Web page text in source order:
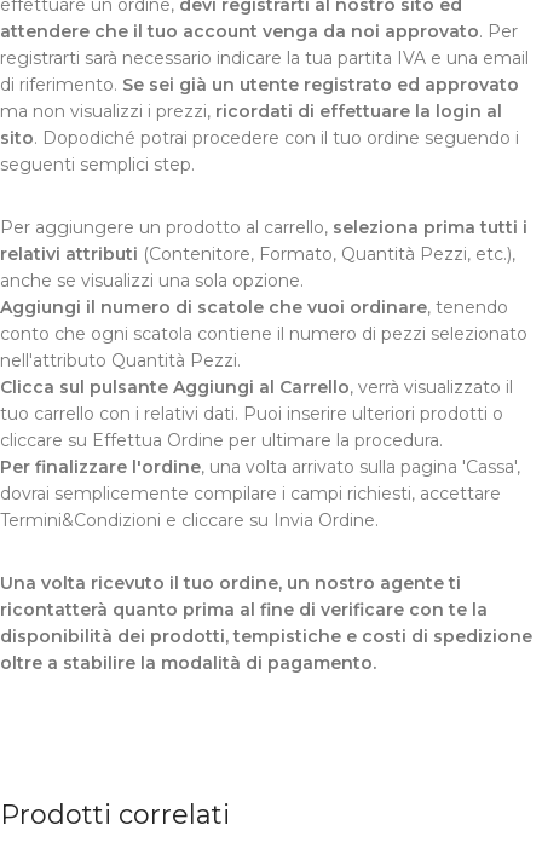
effettuare un ordine, devi registrarti al nostro sito ed
attendere che il tuo account venga da noi approvato. Per
registrarti sarà necessario indicare la tua partita IVA e una email
di riferimento. Se sei già un utente registrato ed approvato
ma non visualizzi i prezzi, ricordati di effettuare la login al
sito. Dopodiché potrai procedere con il tuo ordine seguendo i
seguenti semplici step.
Per aggiungere un prodotto al carrello, seleziona prima tutti i
relativi attributi (Contenitore, Formato, Quantità Pezzi, etc.),
anche se visualizzi una sola opzione.
Aggiungi il numero di scatole che vuoi ordinare, tenendo
conto che ogni scatola contiene il numero di pezzi selezionato
nell'attributo Quantità Pezzi.
Clicca sul pulsante Aggiungi al Carrello, verrà visualizzato il
tuo carrello con i relativi dati. Puoi inserire ulteriori prodotti o
cliccare su Effettua Ordine per ultimare la procedura.
Per finalizzare l'ordine, una volta arrivato sulla pagina 'Cassa',
dovrai semplicemente compilare i campi richiesti, accettare
Termini&Condizioni e cliccare su Invia Ordine.
Una volta ricevuto il tuo ordine, un nostro agente ti
ricontatterà quanto prima al fine di verificare con te la
disponibilità dei prodotti, tempistiche e costi di spedizione
oltre a stabilire la modalità di pagamento.
Prodotti correlati